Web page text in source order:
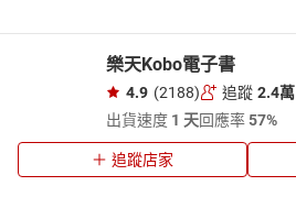
樂天Kobo電子書
4.9 (2188) 追蹤 2.4萬
出貨速度 1 天回應率57%
追蹤店家